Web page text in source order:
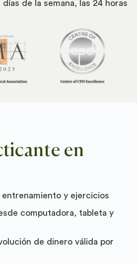
de la semana, las 24 horas
en
y ejercicios
computadora, tableta y
de dinero válida por